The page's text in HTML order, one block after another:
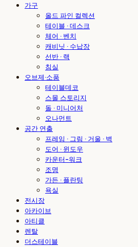
가구
올드 파인 컬렉션
테이블 · 데스크
체어 · 벤치
캐비닛 · 수납장
선반 · 랙
침실
오브제·소품
테이블데코
스몰 스토리지
돌 · 미니어처
오나먼트
공간 연출
프레임 · 그림 · 거울 · 벽
도어 · 윈도우
카운터-워크
조명
가든 · 플란팅
욕실
전시장
아카이브
아티클
렌탈
더스테이블